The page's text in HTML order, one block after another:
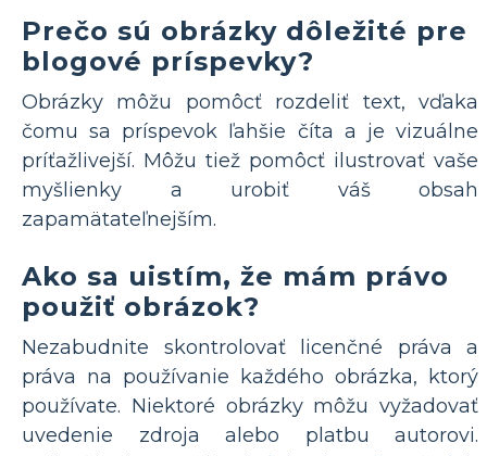
Prečo sú obrázky dôležité pre
blogové príspevky?
Obrázky môžu pomôcť rozdeliť text, vďaka
čomu sa príspevok ľahšie číta a je vizuálne
príťažlivejší. Môžu tiež pomôcť ilustrovať vaše
myšlienky a urobiť váš obsah
zapamätateľnejším.
Ako sa uistím, že mám právo
použiť obrázok?
Nezabudnite skontrolovať licenčné práva a
práva na používanie každého obrázka, ktorý
používate. Niektoré obrázky môžu vyžadovať
uvedenie zdroja alebo platbu autorovi.